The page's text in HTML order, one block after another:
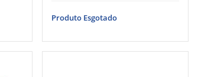
Produto Esgotado